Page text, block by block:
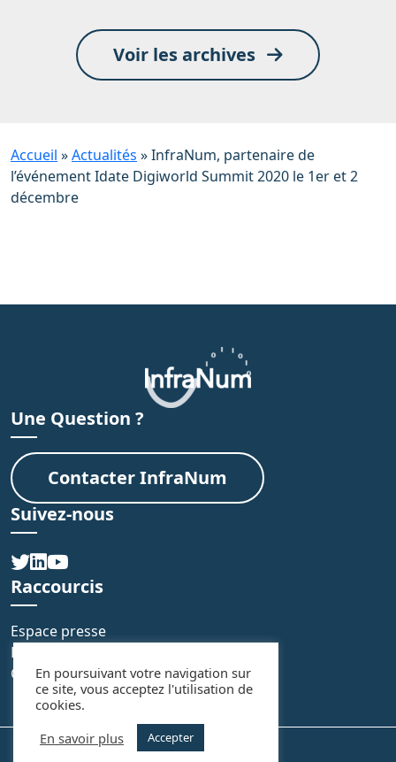
Voir les archives
Accueil »Actualités »InfraNum, partenaire de
l’événement Idate Digiworld Summit 2020 le 1er et 2
décembre
Une Question ?
Contacter InfraNum
Suivez-nous
Raccourcis
Espace presse
FAQ
ContactEn poursuivant votre navigation sur
ce site, vous acceptez l'utilisation de
cookies.
En savoir plus
Accepter